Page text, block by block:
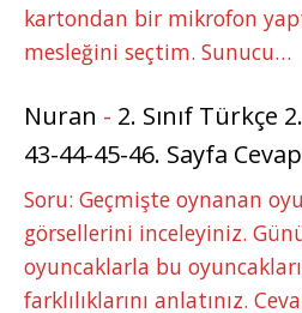
kartondan bir mikrofon
mesleğini seçtim. Sunucu…
Nuran - 2. Sınıf Türkçe
43-44-45-46. Sayfa
Soru: Geçmişte oynanan
görsellerini inceleyiniz.
oyuncaklarla bu
farklılıklarını anlatınız.